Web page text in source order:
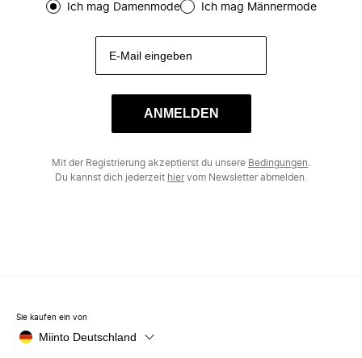
Ich mag Damenmode Ich mag Männermode
ANMELDEN
Mit der Registrierung akzeptierst du unsere Bedingungen
Du kannst dich jederzeit hiervom Newsletter abmelden.
Sie kaufen ein von
Miinto Deutschland